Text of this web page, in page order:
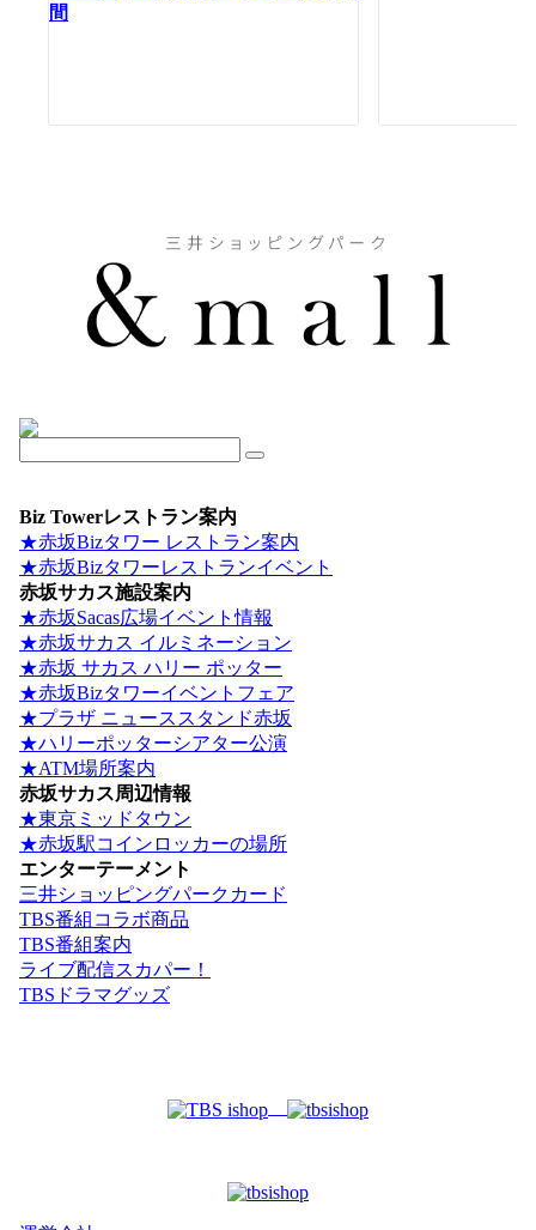
間
Biz Towerレストラン案内
★赤坂Bizタワー レストラン案内
★赤坂Bizタワーレストランイベント
赤坂サカス施設案内
★赤坂Sacas広場イベント情報
★赤坂サカス イルミネーション
★赤坂 サカス ハリー ポッター
★赤坂Bizタワーイベントフェア
★プラザ ニューススタンド赤坂
★ハリーポッターシアター公演
★ATM場所案内
赤坂サカス周辺情報
★東京ミッドタウン
★赤坂駅コインロッカーの場所
エンターテーメント
三井ショッピングパークカード
TBS番組コラボ商品
TBS番組案内
ライブ配信スカパー！
TBSドラマグッズ